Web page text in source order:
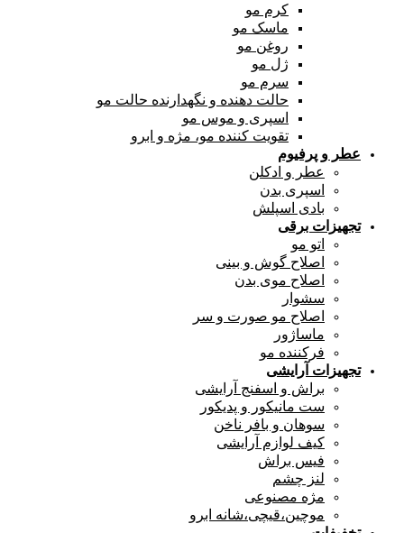
کرم مو
ماسک مو
روغن مو
ژل مو
سرم مو
حالت دهنده و نگهدارنده حالت مو
اسپری و موس مو
تقویت کننده مو، مژه و ابرو
عطر و پرفیوم
عطر و ادکلن
اسپری بدن
بادی اسپلش
تجهیزات برقی
اتو مو
اصلاح گوش و بینی
اصلاح موی بدن
سشوار
اصلاح مو صورت و سر
ماساژور
فرکننده مو
تجهیزات آرایشی
براش و اسفنج آرایشی
ست مانیکور و پدیکور
سوهان و بافر ناخن
کیف لوازم آرایشی
فیس براش
لنز چشم
مژه مصنوعی
موچین،قیچی،شانه ابرو